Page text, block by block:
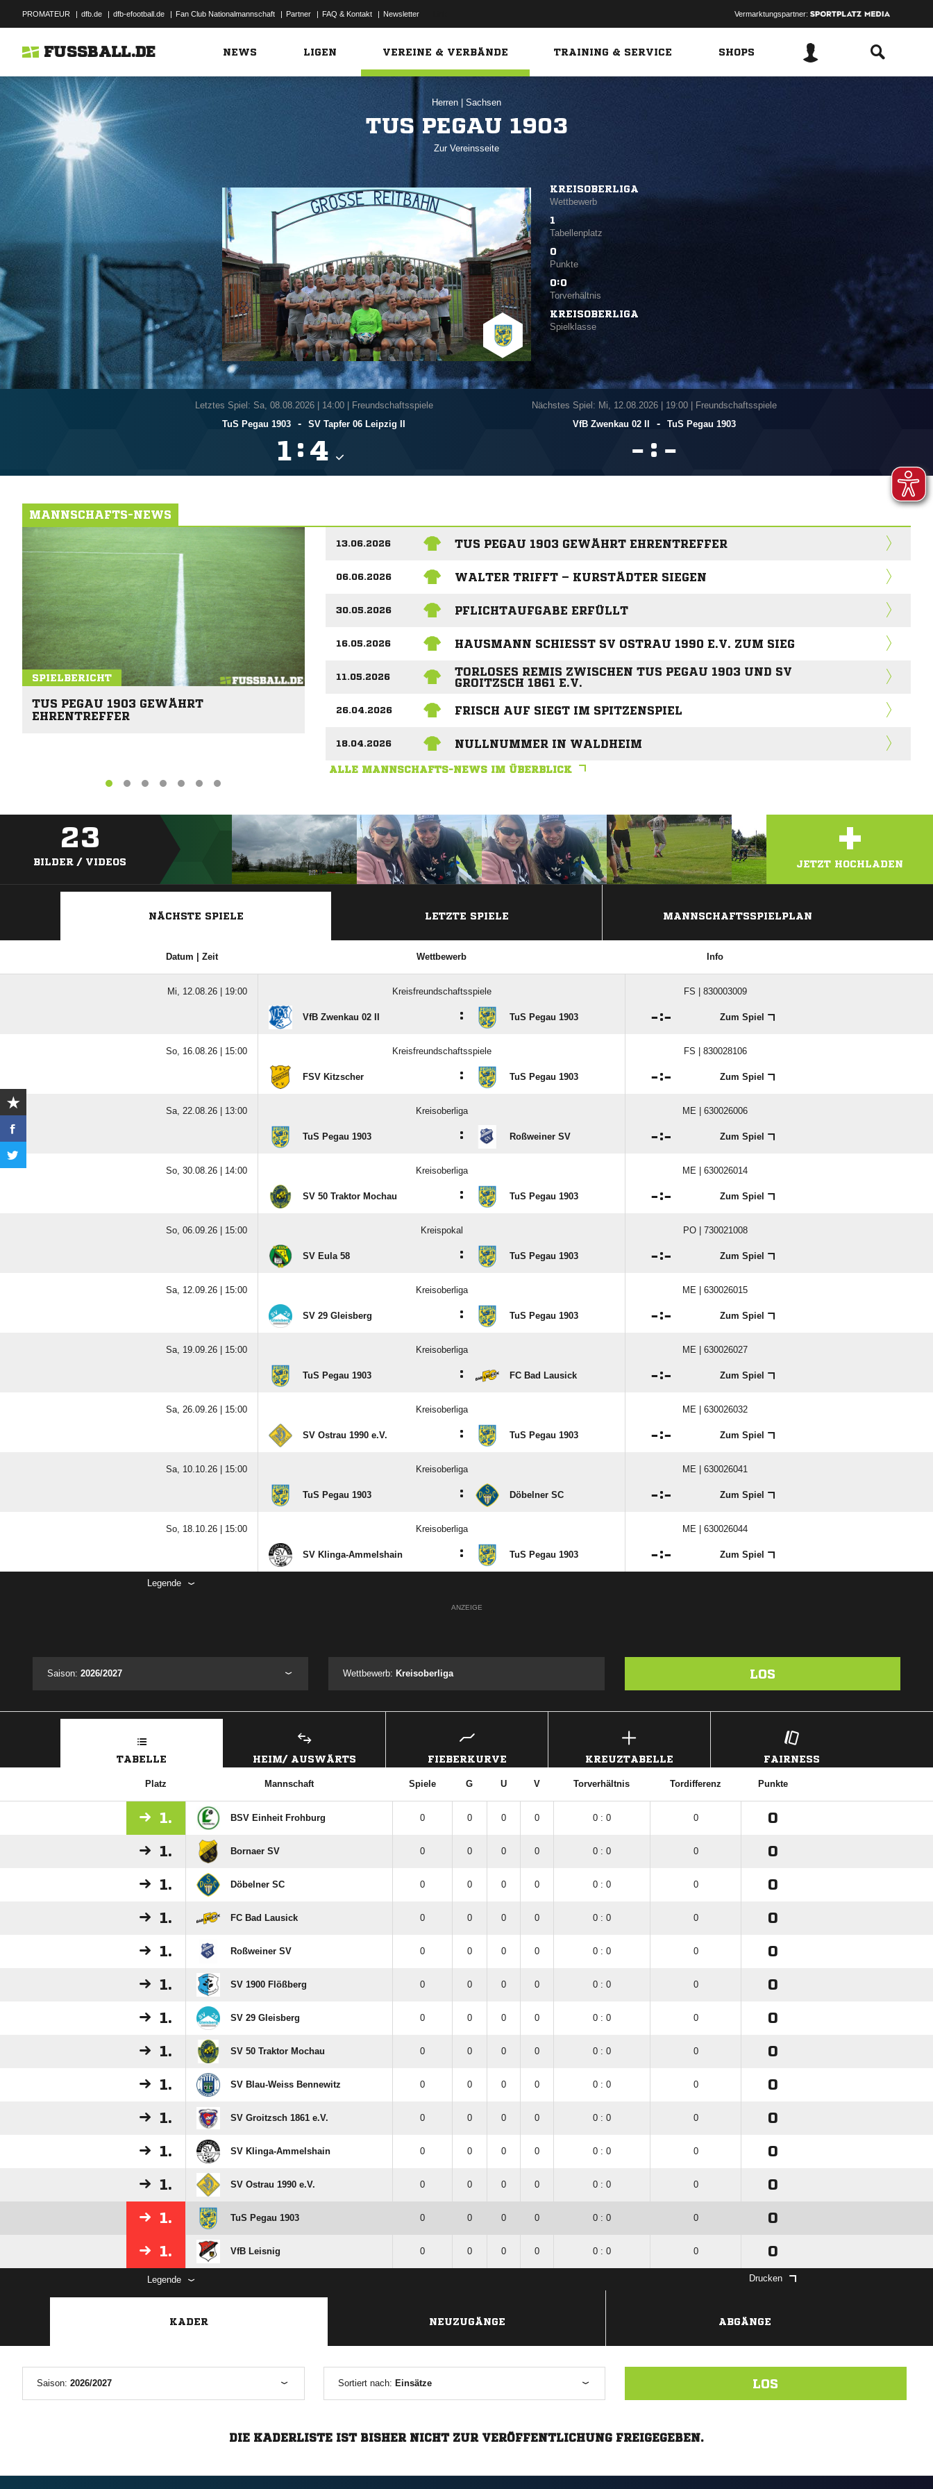
PROMATEUR | dfb.de | dfb-efootball.de | Fan Club Nationalmannschaft | Partner | FAQ & Kontakt | Newsletter Vermarktungspartner:
FUSSBALL.DE NEWS LIGEN VEREINE & VERBÄNDE TRAINING & SERVICE SHOPS
Herren Sachsen
TUS PEGAU 1903
Zur Vereinsseite
KREISOBERLIGA
Wettbewerb
1
Tabellenplatz
0
Punkte
0:0
Torverhältnis
KREISOBERLIGA
Spielklasse
Letztes Spiel: Sa, 08.08.2026| 14:00 | Freundschaftsspiele
TuS Pegau 1903
- SV Tapfer 06 Leipzig II
 : 
Nächstes Spiel: Mi, 12.08.2026| 19:00 | Freundschaftsspiele
VfB Zwenkau 02 II
- TuS Pegau 1903
 : 
MANNSCHAFTS-NEWS
SPIELBERICHT
TUS PEGAU 1903 GEWÄHRT
EHRENTREFFER
13.06.2026 TUS PEGAU 1903 GEWÄHRT EHRENTREFFER
06.06.2026 WALTER TRIFFT – KURSTÄDTER SIEGEN
30.05.2026 PFLICHTAUFGABE ERFÜLLT
16.05.2026 HAUSMANN SCHIESST SV OSTRAU 1990 E.V. ZUM SIEG
11.05.2026
TORLOSES REMIS ZWISCHEN TUS PEGAU 1903 UND SV
GROITZSCH 1861 E.V.
26.04.2026 FRISCH AUF SIEGT IM SPITZENSPIEL
18.04.2026 NULLNUMMER IN WALDHEIM
ALLE MANNSCHAFTS-NEWS IM ÜBERBLICK
23
BILDER / VIDEOS +
JETZT HOCHLADEN
NÄCHSTE SPIELE LETZTE SPIELE MANNSCHAFTSSPIELPLAN
Datum | Zeit Wettbewerb Info
Mi, 12.08.26 | 19:00 Kreisfreundschaftsspiele FS | 830003009
VfB Zwenkau 02 II : TuS Pegau 1903 : Zum Spiel
So, 16.08.26 | 15:00 Kreisfreundschaftsspiele FS | 830028106
FSV Kitzscher : TuS Pegau 1903 : Zum Spiel
Sa, 22.08.26 | 13:00 Kreisoberliga ME | 630026006
TuS Pegau 1903 : Roßweiner SV : Zum Spiel
So, 30.08.26 | 14:00 Kreisoberliga ME | 630026014
SV 50 Traktor Mochau : TuS Pegau 1903 : Zum Spiel
So, 06.09.26 | 15:00 Kreispokal PO | 730021008
SV Eula 58 : TuS Pegau 1903 : Zum Spiel
Sa, 12.09.26 | 15:00 Kreisoberliga ME | 630026015
SV 29 Gleisberg : TuS Pegau 1903 : Zum Spiel
Sa, 19.09.26 | 15:00 Kreisoberliga ME | 630026027
TuS Pegau 1903 : FC Bad Lausick : Zum Spiel
Sa, 26.09.26 | 15:00 Kreisoberliga ME | 630026032
SV Ostrau 1990 e.V. : TuS Pegau 1903 : Zum Spiel
Sa, 10.10.26 | 15:00 Kreisoberliga ME | 630026041
TuS Pegau 1903 : Döbelner SC : Zum Spiel
So, 18.10.26 | 15:00 Kreisoberliga ME | 630026044
SV Klinga-Ammelshain : TuS Pegau 1903 : Zum Spiel
Legende
ANZEIGE
Saison: 2026/2027 Wettbewerb: Kreisoberliga LOS
TABELLE HEIM/ AUSWÄRTS FIEBERKURVE KREUZTABELLE FAIRNESS
Platz Mannschaft Spiele G U V Torverhältnis Tordifferenz Punkte
1. BSV Einheit Frohburg 0 0 0 0 0 : 0 0 0
1. Bornaer SV 0 0 0 0 0 : 0 0 0
1. Döbelner SC 0 0 0 0 0 : 0 0 0
1. FC Bad Lausick 0 0 0 0 0 : 0 0 0
1. Roßweiner SV 0 0 0 0 0 : 0 0 0
1. SV 1900 Flößberg 0 0 0 0 0 : 0 0 0
1. SV 29 Gleisberg 0 0 0 0 0 : 0 0 0
1. SV 50 Traktor Mochau 0 0 0 0 0 : 0 0 0
1. SV Blau-Weiss Bennewitz 0 0 0 0 0 : 0 0 0
1. SV Groitzsch 1861 e.V. 0 0 0 0 0 : 0 0 0
1. SV Klinga-Ammelshain 0 0 0 0 0 : 0 0 0
1. SV Ostrau 1990 e.V. 0 0 0 0 0 : 0 0 0
1. TuS Pegau 1903 0 0 0 0 0 : 0 0 0
1. VfB Leisnig 0 0 0 0 0 : 0 0 0
Legende Drucken
KADER NEUZUGÄNGE ABGÄNGE
Saison: 2026/2027 Sortiert nach: Einsätze LOS
DIE KADERLISTE IST BISHER NICHT ZUR VERÖFFENTLICHUNG FREIGEGEBEN.